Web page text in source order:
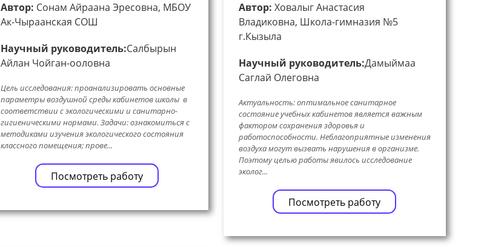
Автор: Сонам Айраана Эресовна, МБОУ
Ак-Чыраанская СОШ
Научный руководитель:Салбырын
Айлан Чойган-ооловна
Цель исследования: проанализировать основные
параметры воздушной среды кабинетов школы в
соответствии с экологическими и санитарно-
гигиеническими нормами. Задачи: ознакомиться с
методиками изучения экологического состояния
классного помещения; прове...
Посмотреть работу
Автор: Ховалыг Анастасия
Владиковна, Школа-гимназия №5
г.Кызыла
Научный руководитель:Дамыймаа
Саглай Олеговна
Актуальность: оптимальное санитарное
состояние учебных кабинетов является важным
фактором сохранения здоровья и
работоспособности. Неблагоприятные изменения
воздуха могут вызвать нарушения в организме.
Поэтому целью работы явилось исследование
эколог...
Посмотреть работу